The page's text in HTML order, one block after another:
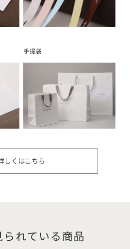
手提袋
しくはこちら
れている商品